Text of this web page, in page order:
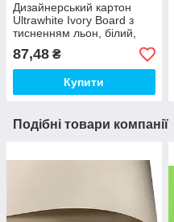
Дизайнерський картон
Ultrawhite Ivory Board з
тисненням льон, білий,
280 гр/м2
87,48 ₴
Купити
Подібні товари компанії